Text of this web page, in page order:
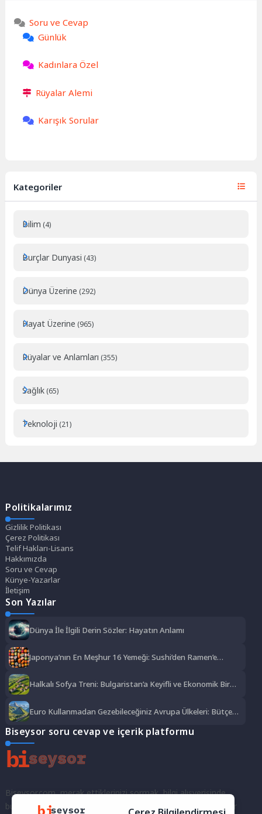
Soru ve Cevap
Günlük
Kadınlara Özel
Rüyalar Alemi
Karışık Sorular
Kategoriler
Bilim (4)
Burçlar Dunyasi (43)
Dünya Üzerine (292)
Hayat Üzerine (965)
Rüyalar ve Anlamları (355)
Sağlık (65)
Teknoloji (21)
Politikalarımız
Gizlilik Politikası
Çerez Politikası
Telif Hakları-Lisans
Hakkımızda
Soru ve Cevap
Künye-Yazarlar
İletişim
Son Yazılar
Dünya İle İlgili Derin Sözler: Hayatın Anlamı
Japonya’nın En Meşhur 16 Yemeği: Sushi’den Ramen’e
Halkalı Sofya Treni: Bulgaristan’a Keyifli ve Ekonomik Bir
Euro Kullanmadan Gezebileceğiniz Avrupa Ülkeleri: Bütçe
Biseysor soru cevap ve içerik platformu
Biseysor.com, merak ettiklerinizi sormak, bilgi alışverişinde
bulunmak ve fikirlerinizi paylaşmak için bir araya geldiğimiz bir